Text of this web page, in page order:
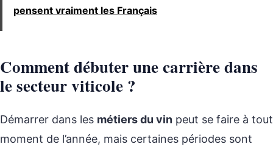
pensent vraiment les Français
Comment débuter une carrière dans
le secteur viticole ?
Démarrer dans les métiers du vin peut se faire à tout
moment de l’année, mais certaines périodes sont